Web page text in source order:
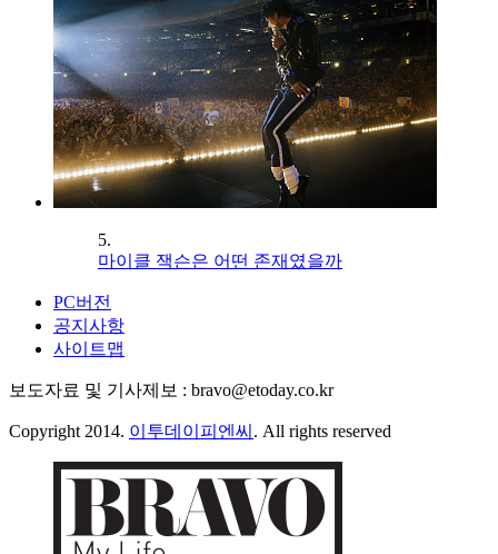
5.
마이클 잭슨은 어떤 존재였을까
PC버전
공지사항
사이트맵
보도자료 및 기사제보 : bravo@etoday.co.kr
Copyright 2014. 이투데이피엔씨 . All rights reserved